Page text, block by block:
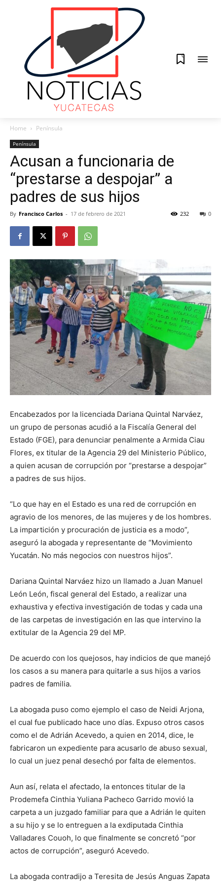
0
Home Península
Península
Acusan a funcionaria de
“prestarse a despojar” a
padres de sus hijos
By Francisco Carlos - 17 de febrero de 2021 0
232
Encabezados por la licenciada Dariana Quintal Narváez,
un grupo de personas acudió a la Fiscalía General del
Estado (FGE), para denunciar penalmente a Armida Ciau
Flores, ex titular de la Agencia 29 del Ministerio Público,
a quien acusan de corrupción por “prestarse a despojar”
a padres de sus hijos.
“Lo que hay en el Estado es una red de corrupción en
agravio de los menores, de las mujeres y de los hombres.
La impartición y procuración de justicia es a modo”,
aseguró la abogada y representante de “Movimiento
Yucatán. No más negocios con nuestros hijos”.
Dariana Quintal Narváez hizo un llamado a Juan Manuel
León León, fiscal general del Estado, a realizar una
exhaustiva y efectiva investigación de todas y cada una
de las carpetas de investigación en las que intervino la
extitular de la Agencia 29 del MP.
De acuerdo con los quejosos, hay indicios de que manejó
los casos a su manera para quitarle a sus hijos a varios
padres de familia.
La abogada puso como ejemplo el caso de Neidi Arjona,
el cual fue publicado hace uno días. Expuso otros casos
como el de Adrián Acevedo, a quien en 2014, dice, le
fabricaron un expediente para acusarlo de abuso sexual,
lo cual un juez penal desechó por falta de elementos.
Aun así, relata el afectado, la entonces titular de la
Prodemefa Cinthia Yuliana Pacheco Garrido movió la
carpeta a un juzgado familiar para que a Adrián le quiten
a su hijo y se lo entreguen a la exdiputada Cinthia
Valladares Couoh, lo que finalmente se concretó “por
actos de corrupción”, aseguró Acevedo.
La abogada contradijo a Teresita de Jesús Anguas Zapata